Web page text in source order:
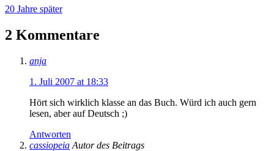
20 Jahre später
2 Kommentare
anja
1. Juli 2007 at 18:33
Hört sich wirklich klasse an das Buch. Würd ich auch gern
lesen, aber auf Deutsch ;)
Antworten
cassiopeia Autor des Beitrags